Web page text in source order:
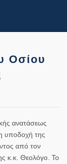
Οσίου
ανατάσεως
υποδοχή της
από τον
κ.κ. Θεολόγο. Το